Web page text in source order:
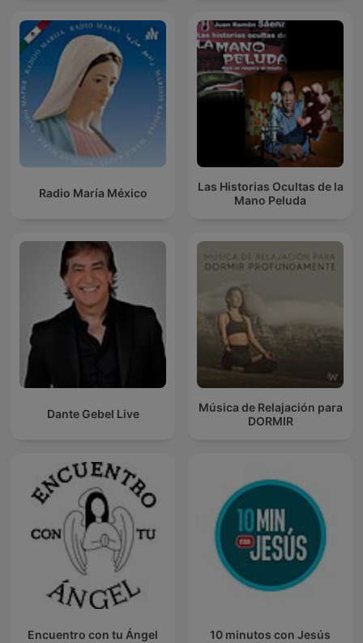
Radio María México
Las Historias Ocultas de la
Mano Peluda
Dante Gebel Live
Música de Relajación para
DORMIR
Encuentro con tu Ángel 10 minutos con Jesús